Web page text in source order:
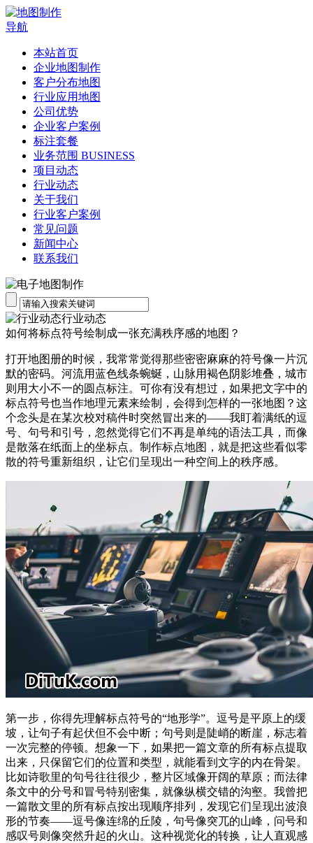
导航
本站首页
企业地图制作
客户分布地图
行业应用地图
公司优势
企业客户案例
标注套餐
业务范围 BUSINESS
项目动态
行业动态
关于我们
行业客户案例
常见问题
新闻中心
联系我们
行业动态
如何将标点符号绘制成一张充满秩序感的地图？
打开地图册的时候，我常常觉得那些密密麻麻的符号像一片沉
默的密码。河流用蓝色线条蜿蜒，山脉用褐色阴影堆叠，城市
则用大小不一的圆点标注。可你有没有想过，如果把文字中的
标点符号也当作地理元素来绘制，会得到怎样的一张地图？这
个念头是在某次校对稿件时突然冒出来的——我盯着满纸的逗
号、句号和引号，忽然觉得它们不再是单纯的语法工具，而像
是散落在纸面上的坐标点。制作标点地图，就是把这些看似零
散的符号重新组织，让它们呈现出一种空间上的秩序感。
第一步，你得先理解标点符号的“地形学”。逗号是平原上的缓
坡，让句子有起伏但不会中断；句号则是陡峭的断崖，标志着
一次完整的停顿。想象一下，如果把一篇文章的所有标点提取
出来，只保留它们的位置和类型，就能看到文字的内在骨架。
比如诗歌里的句号往往很少，整片区域像开阔的草原；而法律
条文中的分号和冒号特别密集，就像纵横交错的沟壑。我曾把
一篇散文里的所有标点按出现顺序排列，发现它们呈现出波浪
形的节奏——逗号像连绵的丘陵，句号像突兀的山峰，问号和
感叹号则像突然升起的火山。这种视觉化的转换，让人直观感